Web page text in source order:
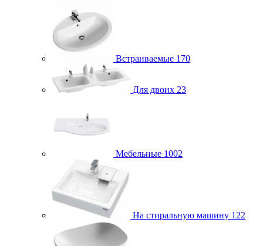
Встраиваемые 170
Для двоих 23
Мебельные 1002
На стиральную машину 122